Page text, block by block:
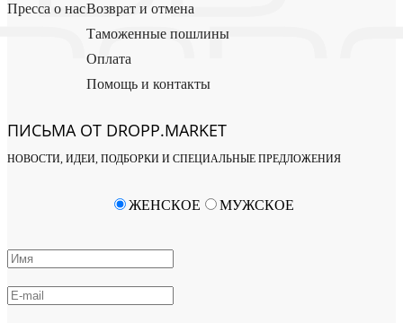
Пресса о насВозврат и отмена
Таможенные пошлины
Оплата
Помощь и контакты
ПИСЬМА ОТ DROPP.MARKET
НОВОСТИ, ИДЕИ, ПОДБОРКИ И СПЕЦИАЛЬНЫЕ ПРЕДЛОЖЕНИЯ
ЖЕНСКОЕ МУЖСКОЕ